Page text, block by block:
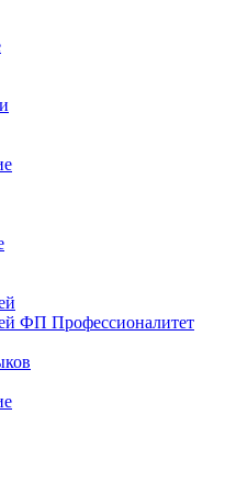
ФП Профессионалитет